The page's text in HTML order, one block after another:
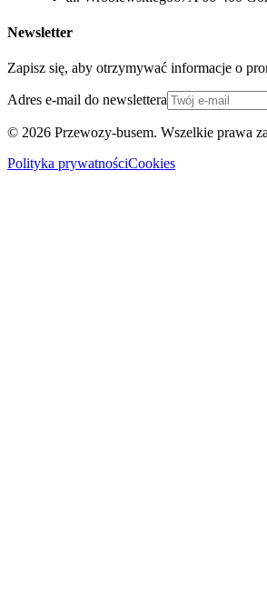
Newsletter
Zapisz się, aby otrzymywać informacje o
Adres e-mail do newslettera
© 2026 Przewozy-busem. Wszelkie prawa
Polityka prywatnościCookies